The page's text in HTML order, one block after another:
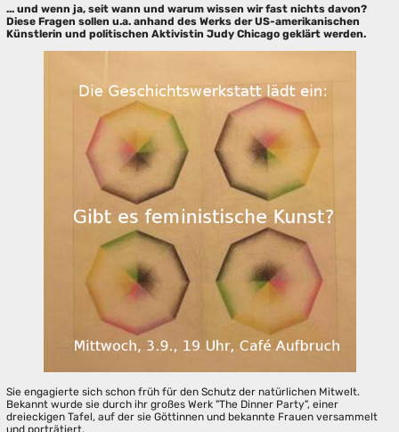
... und wenn ja, seit wann und warum wissen wir fast nichts davon?
Diese Fragen sollen u.a. anhand des Werks der US-amerikanischen
Künstlerin und politischen Aktivistin Judy Chicago geklärt werden.
Sie engagierte sich schon früh für den Schutz der natürlichen Mitwelt.
Bekannt wurde sie durch ihr großes Werk "The Dinner Party", einer
dreieckigen Tafel, auf der sie Göttinnen und bekannte Frauen versammelt
und porträtiert.